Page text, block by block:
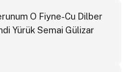
O Fiyne-Cu Dilber
Yürük Semai Gülizar